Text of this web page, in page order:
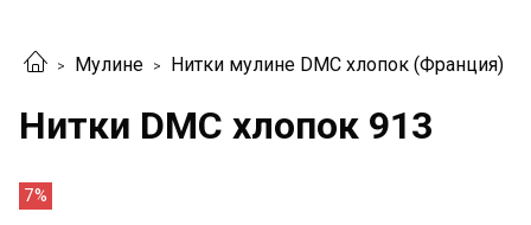
Мулине Нитки мулине DMC хлопок (Франция)
Нитки DMC хлопок 913
7%